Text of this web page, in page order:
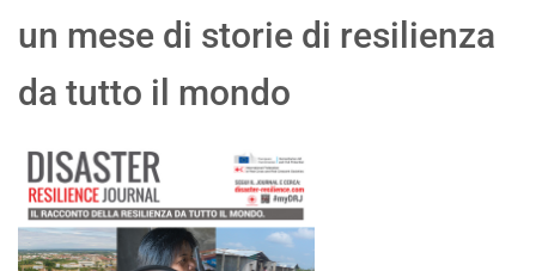
un mese di storie di resilienza
da tutto il mondo